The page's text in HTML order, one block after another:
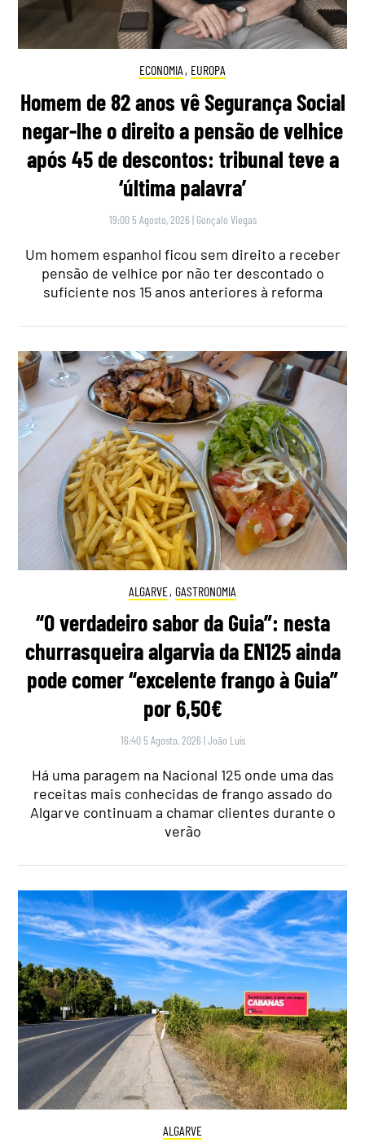
ECONOMIA , EUROPA
Homem de 82 anos vê Segurança Social
negar-lhe o direito a pensão de velhice
após 45 de descontos: tribunal teve a
‘última palavra’
19:00 5 Agosto, 2026 | Gonçalo Viegas
Um homem espanhol ficou sem direito a receber
pensão de velhice por não ter descontado o
suficiente nos 15 anos anteriores à reforma
ALGARVE, GASTRONOMIA
“O verdadeiro sabor da Guia”: nesta
churrasqueira algarvia da EN125 ainda
pode comer “excelente frango à Guia”
por 6,50€
16:40 5 Agosto, 2026 |João Luís
Há uma paragem na Nacional 125 onde uma das
receitas mais conhecidas de frango assado do
Algarve continuam a chamar clientes durante o
verão
ALGARVE